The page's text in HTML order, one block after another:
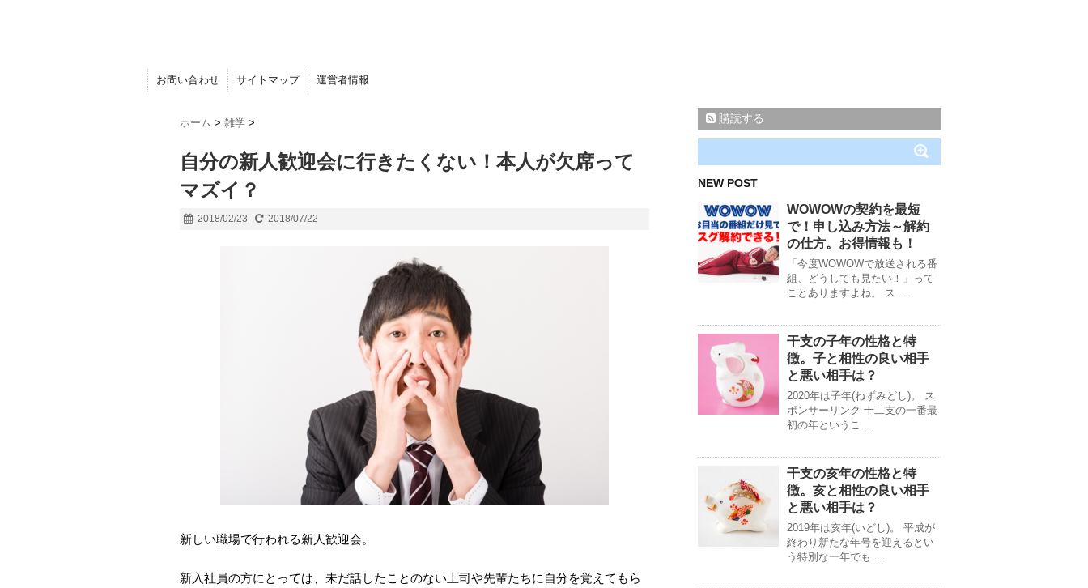
お問い合わせ サイトマップ 運営者情報
ホーム > 雑学 >
自分の新人歓迎会に行きたくない！本人が欠席って
マズイ？
2018/02/23 2018/07/22
新しい職場で行われる新人歓迎会。
新入社員の方にとっては、未だ話したことのない上司や先輩たちに自分を覚えてもら
購読する
NEW POST
WOWOWの契約を最短
で！申し込み方法～解約
の仕方。お得情報も！
「今度WOWOWで放送される番
組、どうしても見たい！」って
ことありますよね。 ス …
干支の子年の性格と特
徴。子と相性の良い相手
と悪い相手は？
2020年は子年(ねずみどし)。 ス
ポンサーリンク 十二支の一番最
初の年というこ …
干支の亥年の性格と特
徴。亥と相性の良い相手
と悪い相手は？
2019年は亥年(いどし)。 平成が
終わり新たな年号を迎えるとい
う特別な一年でも …